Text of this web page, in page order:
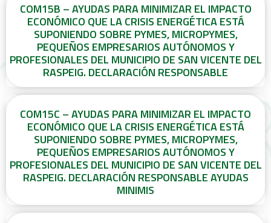
COM15B – AYUDAS PARA MINIMIZAR EL IMPACTO
ECONÓMICO QUE LA CRISIS ENERGÉTICA ESTÁ
SUPONIENDO SOBRE PYMES, MICROPYMES,
PEQUEÑOS EMPRESARIOS AUTÓNOMOS Y
PROFESIONALES DEL MUNICIPIO DE SAN VICENTE DEL
RASPEIG. DECLARACIÓN RESPONSABLE
COM15C – AYUDAS PARA MINIMIZAR EL IMPACTO
ECONÓMICO QUE LA CRISIS ENERGÉTICA ESTÁ
SUPONIENDO SOBRE PYMES, MICROPYMES,
PEQUEÑOS EMPRESARIOS AUTÓNOMOS Y
PROFESIONALES DEL MUNICIPIO DE SAN VICENTE DEL
RASPEIG. DECLARACIÓN RESPONSABLE AYUDAS
MINIMIS